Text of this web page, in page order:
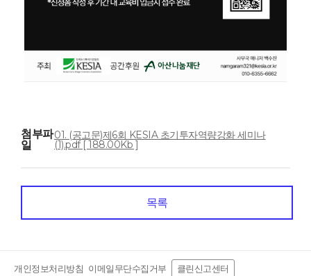
첨부파
일
01. (공고문)제6회 KESIA 초기투자역량강화 세미나
(1).pdf [ 188.00Kb ]
목록
개인정보처리방침 이메일무단수집거부 클린신고센터